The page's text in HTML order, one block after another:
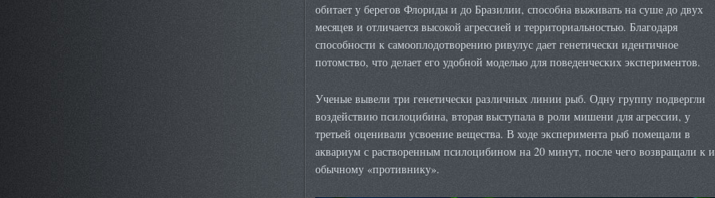
обитает у берегов Флориды и до Бразилии, способна выживать на суше до двух
месяцев и отличается высокой агрессией и территориальностью. Благодаря
способности к самооплодотворению ривулус дает генетически идентичное
потомство, что делает его удобной моделью для поведенческих экспериментов.
Ученые вывели три генетически различных линии рыб. Одну группу подвергли
воздействию псилоцибина, вторая выступала в роли мишени для агрессии, у
третьей оценивали усвоение вещества. В ходе эксперимента рыб помещали в
аквариум с растворенным псилоцибином на 20 минут, после чего возвращали к
обычному «противнику».